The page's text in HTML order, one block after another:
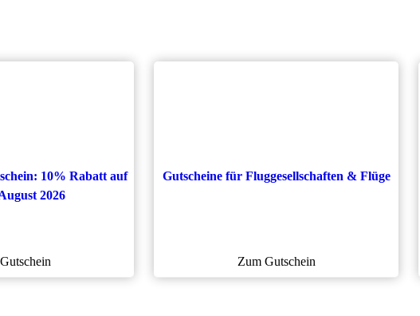
10% Rabatt auf
2026
Gutscheine für Fluggesellschaften & Flüge
Zum Gutschein